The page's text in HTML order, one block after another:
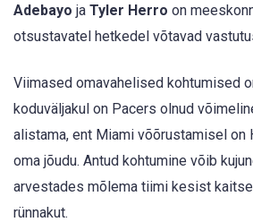
Adebayo ja Tyler Herro on
otsustavatel hetkedel võtavad
Viimased omavahelised kohtumised
koduväljakul on Pacers olnud
alistama, ent Miami võõrustamisel on
oma jõudu. Antud kohtumine võib
arvestades mõlema tiimi kesist
rünnakut.